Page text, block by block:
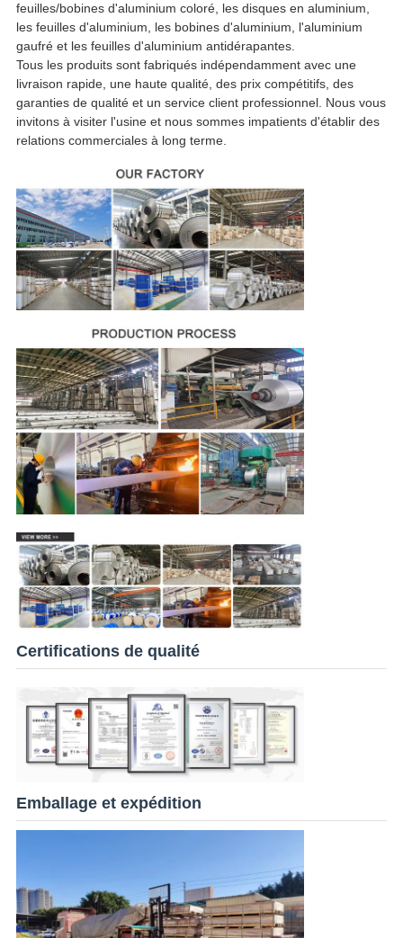
feuilles/bobines d'aluminium coloré, les disques en aluminium,
les feuilles d'aluminium, les bobines d'aluminium, l'aluminium
gaufré et les feuilles d'aluminium antidérapantes.
Tous les produits sont fabriqués indépendamment avec une
livraison rapide, une haute qualité, des prix compétitifs, des
garanties de qualité et un service client professionnel. Nous vous
invitons à visiter l'usine et nous sommes impatients d'établir des
relations commerciales à long terme.
Certifications de qualité
Emballage et expédition